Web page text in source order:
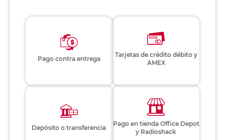
Pago contra entrega
Tarjetas de crédito débito y
AMEX
Depósito o transferencia
Pago en tienda Office Depot
y Radioshack